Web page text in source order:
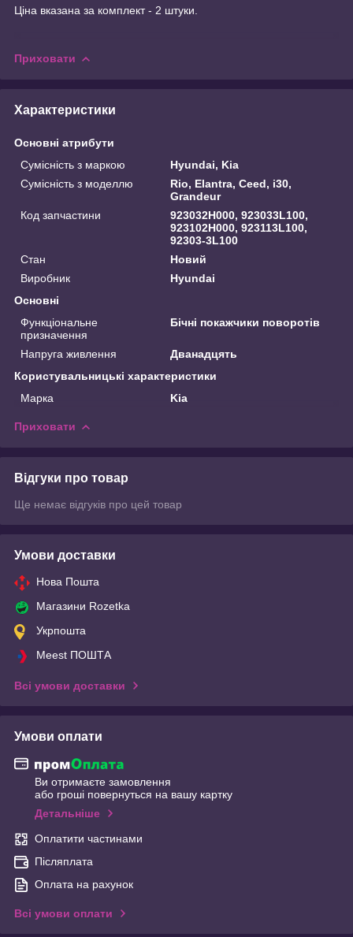
Ціна вказана за комплект - 2 штуки.
Приховати
Характеристики
Основні атрибути
Сумісність з маркою
Hyundai, Kia
Сумісність з моделлю
Rio, Elantra, Ceed, i30,
Grandeur
Код запчастини
923032H000, 923033L100,
923102H000, 923113L100,
92303-3L100
Стан
Новий
Виробник
Hyundai
Основні
Функціональне
призначення
Бічні покажчики поворотів
Напруга живлення
Дванадцять
Користувальницькі характеристики
Марка
Kia
Приховати
Відгуки про товар
Ще немає відгуків про цей товар
Умови доставки
Нова Пошта
Магазини Rozetka
Укрпошта
Meest ПОШТА
Всі умови доставки
Умови оплати
Ви отримаєте замовлення
або гроші повернуться на вашу картку
Детальніше
Оплатити частинами
Післяплата
Оплата на рахунок
Всі умови оплати